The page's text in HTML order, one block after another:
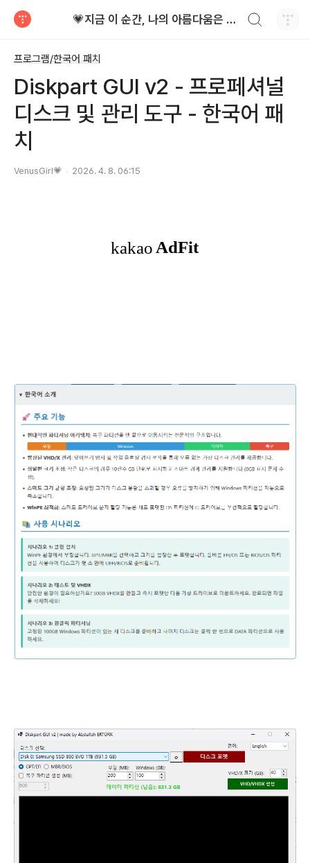
💗지금 이 순간, 나의 아름다움은 가장 빛난다!
프로그램/한국어 패치
Diskpart GUI v2 - 프로페셔널
디스크 및 관리 도구 - 한국어 패
치
VenusGirl💗 2026. 4. 8. 06:15